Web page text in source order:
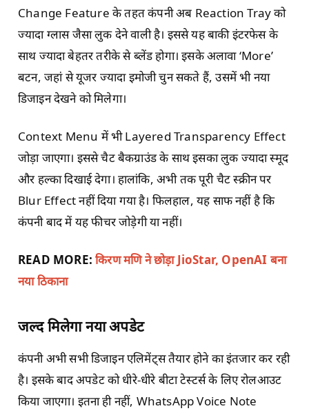
Change Feature के तहत कंपनी अब Reaction Tray को
ज्यादा ग्लास जैसा लुक देने वाली है। इससे यह बाकी इंटरफेस के
साथ ज्यादा बेहतर तरीके से ब्लेंड होगा। इसके अलावा ‘More’
बटन, जहां से यूजर ज्यादा इमोजी चुन सकते हैं, उसमें भी नया
डिजाइन देखने को मिलेगा।
Context Menu में भी Layered Transparency Effect
जोड़ा जाएगा। इससे चैट बैकग्राउंड के साथ इसका लुक ज्यादा स्मूद
और हल्का दिखाई देगा। हालांकि, अभी तक पूरी चैट स्क्रीन पर
Blur Effect नहीं दिया गया है। फिलहाल, यह साफ नहीं है कि
कंपनी बाद में यह फीचर जोड़ेगी या नहीं।
READ MORE:किरण मणि ने छोड़ा JioStar, OpenAI बना
नया ठिकाना
जल्द मिलेगा नया अपडेट
कंपनी अभी सभी डिजाइन एलिमेंट्स तैयार होने का इंतजार कर रही
है। इसके बाद अपडेट को धीरे-धीरे बीटा टेस्टर्स के लिए रोलआउट
किया जाएगा। इतना ही नहीं, WhatsApp Voice Note